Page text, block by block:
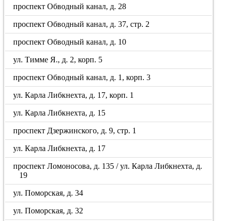
проспект Обводный канал, д. 28
проспект Обводный канал, д. 37, стр. 2
проспект Обводный канал, д. 10
ул. Тимме Я., д. 2, корп. 5
проспект Обводный канал, д. 1, корп. 3
ул. Карла Либкнехта, д. 17, корп. 1
ул. Карла Либкнехта, д. 15
проспект Дзержинского, д. 9, стр. 1
ул. Карла Либкнехта, д. 17
проспект Ломоносова, д. 135 / ул. Карла Либкнехта, д.
19
ул. Поморская, д. 34
ул. Поморская, д. 32